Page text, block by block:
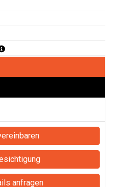
anfragen